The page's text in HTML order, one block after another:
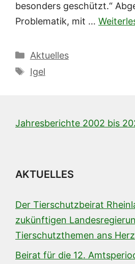
besonders geschützt.“
Problematik, mit …
Kategorien
Aktuelles
Schlagwörter
Igel
Jahresberichte 2002 bis
AKTUELLES
Der Tierschutzbeirat
zukünftigen
Tierschutzthemen ans Herz
Beirat für die 12.